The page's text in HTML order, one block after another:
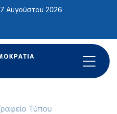
Αυγούστου 2026
Τύπου